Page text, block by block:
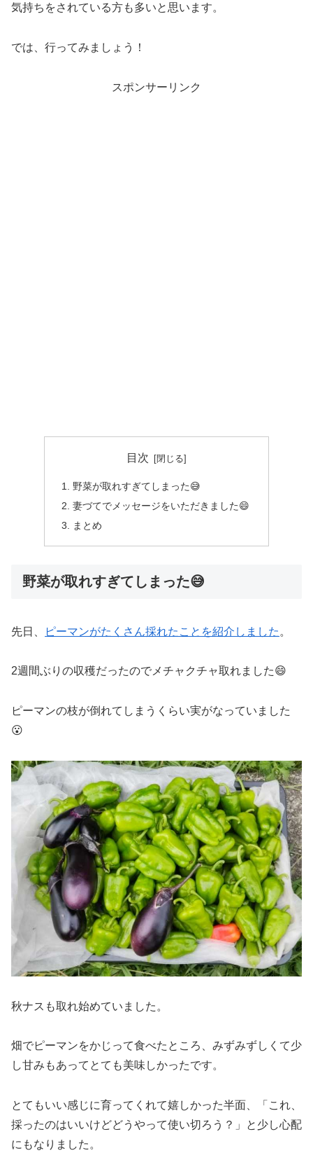
気持ちをされている方も多いと思います。
では、行ってみましょう！
スポンサーリンク
目次
野菜が取れすぎてしまった😅
妻づてでメッセージをいただきました😄
まとめ
野菜が取れすぎてしまった😅
先日、 ピーマンがたくさん採れたことを紹介しました 。
2週間ぶりの収穫だったのでメチャクチャ取れました😄
ピーマンの枝が倒れてしまうくらい実がなっていました
😮
秋ナスも取れ始めていました。
畑でピーマンをかじって食べたところ、みずみずしくて少
し甘みもあってとても美味しかったです。
とてもいい感じに育ってくれて嬉しかった半面、「これ、
採ったのはいいけどどうやって使い切ろう？」と少し心配
にもなりました。